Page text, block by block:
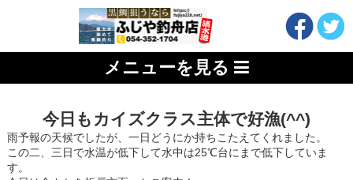
メニューを見る
今日もカイズクラス主体で好漁(^^)
雨予報の天候でしたが、一日どうにか持ちこたえてくれました。
この二、三日で水温が低下して水中は25℃台にまで低下していま
す。